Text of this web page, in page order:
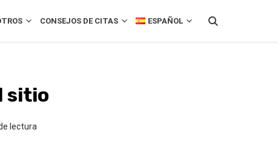
CONSEJOS DE CITAS ESPAÑOL
sitio
lectura